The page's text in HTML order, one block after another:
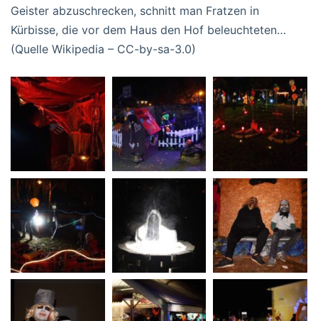
Geister abzuschrecken, schnitt man Fratzen in
Kürbisse, die vor dem Haus den Hof beleuchteten…
(Quelle Wikipedia – CC-by-sa-3.0)